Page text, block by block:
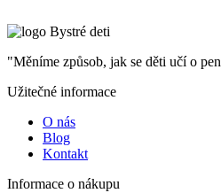
"Měníme způsob, jak se děti učí o
Užitečné informace
O nás
Blog
Kontakt
Informace o nákupu